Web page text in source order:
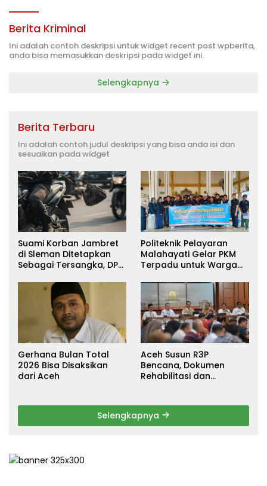
Berita Kriminal
Ini adalah contoh deskripsi untuk widget recent post wpberita,
anda bisa memasukkan deskripsi pada widget ini.
Selengkapnya
Berita Terbaru
Ini adalah contoh judul deskripsi yang bisa anda isi dan
sesuaikan pada widget
Suami Korban Jambret
di Sleman Ditetapkan
Sebagai Tersangka, DPR
Keadilan
Politeknik Pelayaran
Malahayati Gelar PKM
Terpadu untuk Warga
Pidie Jaya
Gerhana Bulan Total
2026 Bisa Disaksikan
dari Aceh
Aceh Susun R3P
Bencana, Dokumen
Rehabilitasi dan
Selengkapnya